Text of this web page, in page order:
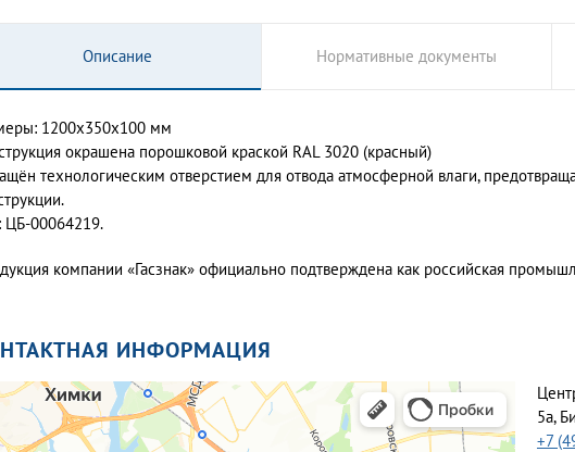
Описание Нормативные документы
1200x350x100 мм
окрашена порошковой краской RAL 3020 (красный)
технологическим отверстием для отвода атмосферной влаги,
ЦБ-00064219.
компании «Гасзнак» официально подтверждена как российская
ИНФОРМАЦИЯ
5а,
+7